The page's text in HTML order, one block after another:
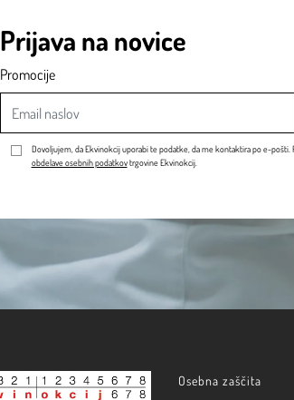
Prijava na novice
Promocije
Dovoljujem, da Ekvinokcij uporabi te podatke, da me kontaktira po e-pošti.
obdelave osebnih podatkovtrgovine Ekvinokcij.
Osebna zaščita